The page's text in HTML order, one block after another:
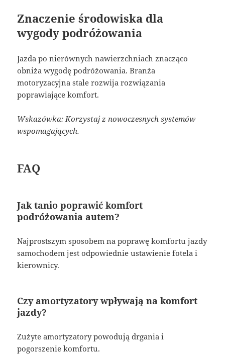
Znaczenie środowiska dla
wygody podróżowania
Jazda po nierównych nawierzchniach znacząco
obniża wygodę podróżowania. Branża
motoryzacyjna stale rozwija rozwiązania
poprawiające komfort.
Wskazówka: Korzystaj z nowoczesnych systemów
wspomagających.
FAQ
Jak tanio poprawić komfort
podróżowania autem?
Najprostszym sposobem na poprawę komfortu jazdy
samochodem jest odpowiednie ustawienie fotela i
kierownicy.
Czy amortyzatory wpływają na komfort
jazdy?
Zużyte amortyzatory powodują drgania i
pogorszenie komfortu.